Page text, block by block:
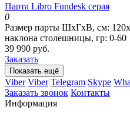
Парта Libro Fundesk серая
0
Размер парты ШхГхВ, см:
наклона столешницы, гр: 0-60
39 990 руб.
Заказать
Показать ещё
Viber Viber Telegram Skype
Заказать звонок Контакты
Информация